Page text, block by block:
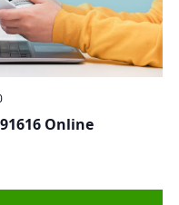
Online